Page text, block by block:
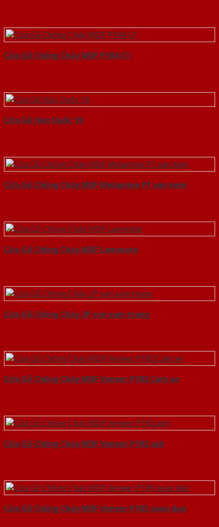
Cửa Gỗ Chống Cháy MDF P1R4 C1
Cửa Gỗ Hàn Quốc 1K
Cửa Gỗ Chống Cháy MDF Melamine P1 van kem
Cửa Gỗ Chống Cháy MDF Laminate
Cửa Gỗ Chống Cháy 2P son xam trang
Cửa Gỗ Chống Cháy MDF Veneer P1R2 Cam xe
Cửa Gỗ Chống Cháy MDF Veneer P1R2 ash
Cửa Gỗ Chống Cháy MDF Veneer P1R5 xoan dao